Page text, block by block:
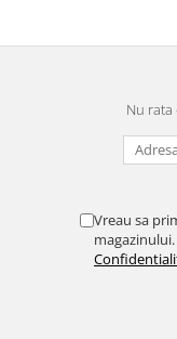
Acumulatori Pentru
ACUMULATORI
ACUMULATORI
BM52 / Xiaomi Mi
10 Lite / Mi Note 10
BM58 / Xiaomi 11T Pro
Nu
Vreau sa